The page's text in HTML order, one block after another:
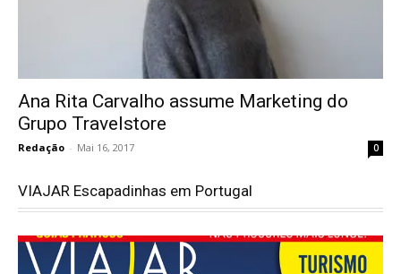
Ana Rita Carvalho assume Marketing do
Grupo Travelstore
Redação - Mai 16, 2017 0
VIAJAR Escapadinhas em Portugal